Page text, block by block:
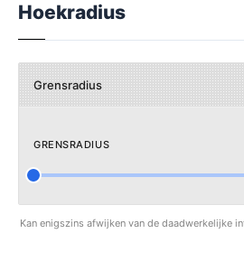
Hoekradius
Grensradius
GRENSRADIUS
Kan enigszins afwijken van de daadwerkelijke